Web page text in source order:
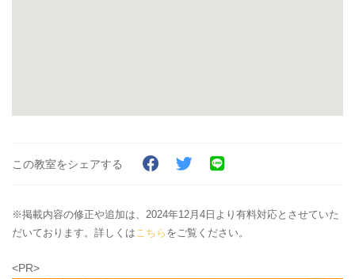
この教室をシェアする
※掲載内容の修正や追加は、2024年12月4日より有料対応とさせていた
だいております。詳しくは こちら をご覧ください。
<PR>